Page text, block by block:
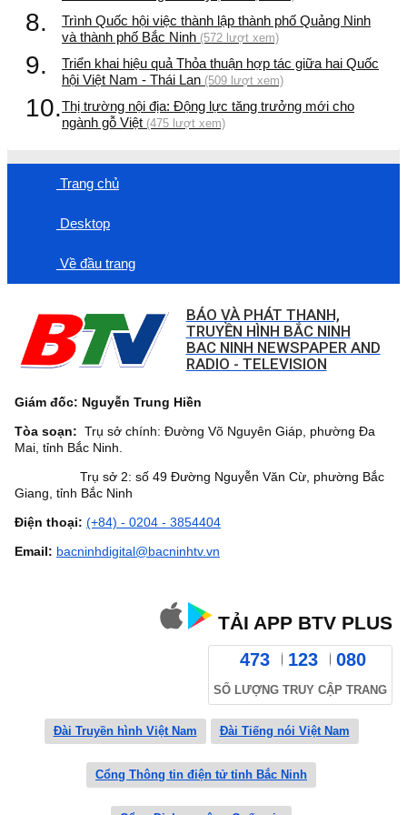
8.
Trình Quốc hội việc thành lập thành phố Quảng Ninh
và thành phố Bắc Ninh (572 lượt xem)
9.
Triển khai hiệu quả Thỏa thuận hợp tác giữa hai Quốc
hội Việt Nam - Thái Lan (509 lượt xem)
10.Thị trường nội địa: Động lực tăng trưởng mới cho
ngành gỗ Việt (475 lượt xem)
Trang chủ
Desktop
Về đầu trang
BÁO VÀ PHÁT THANH,
TRUYỀN HÌNH BẮC NINH
BAC NINH NEWSPAPER AND
RADIO - TELEVISION
Giám đốc: Nguyễn Trung Hiền
Tòa soạn: Trụ sở chính: Đường Võ Nguyên Giáp, phường Đa
Mai, tỉnh Bắc Ninh.
Trụ sở 2: số 49 Đường Nguyễn Văn Cừ, phường Bắc
Giang, tỉnh Bắc Ninh
Điện thoại: (+84) - 0204 - 3854404
Email: bacninhdigital@bacninhtv.vn
TẢI APP BTV PLUS
473 123 080
SỐ LƯỢNG TRUY CẬP TRANG
Đài Truyền hình Việt Nam Đài Tiếng nói Việt Nam
Cổng Thông tin điện tử tỉnh Bắc Ninh